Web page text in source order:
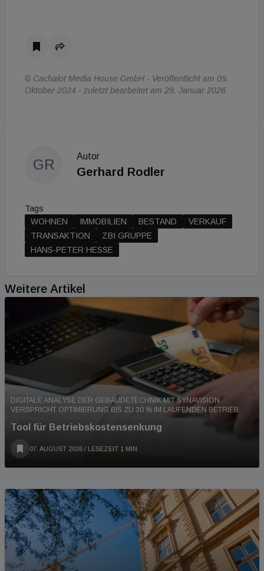
© Cachalot Media House GmbH - Veröffentlicht am 09.
Oktober 2024 - zuletzt bearbeitet am 29. Januar 2026
GR
Autor
Gerhard Rodler
Tags
WOHNEN
IMMOBILIEN BESTAND
VERKAUF
TRANSAKTION
ZBI GRUPPE
HANS-PETER HESSE
Weitere Artikel
DIGITALE ANALYSE DER GEBÄUDETECHNIK MIT SYNAVISION
VERSPRICHT OPTIMIERUNG BIS ZU 30 % IM LAUFENDEN BETRIEB.
Tool für Betriebskostensenkung
07. AUGUST 2026 / LESEZEIT 1 MIN